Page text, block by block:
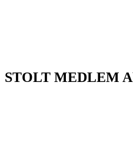
STOLT MEDLEM